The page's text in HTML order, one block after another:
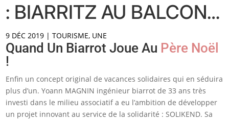
: BIARRITZ AU BALCON…
9 DÉC 2019 |TOURISME, UNE
Quand Un Biarrot Joue Au Père Noël
!
Enfin un concept original de vacances solidaires qui en séduira
plus d’un. Yoann MAGNIN ingénieur biarrot de 33 ans très
investi dans le milieu associatif a eu l’ambition de développer
un projet innovant au service de la solidarité : SOLIKEND. Sa